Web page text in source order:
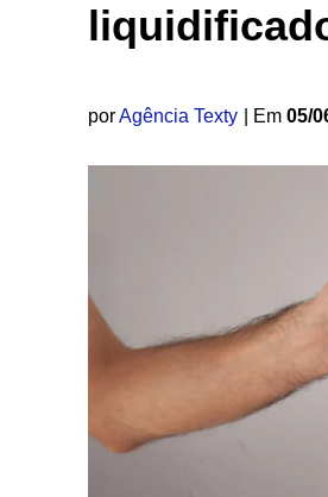
porAgência Texty | Em 05/